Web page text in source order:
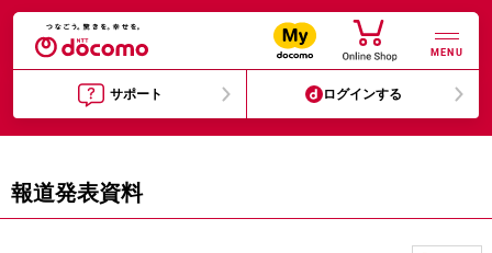
MENU
サポート ログインする
報道発表資料